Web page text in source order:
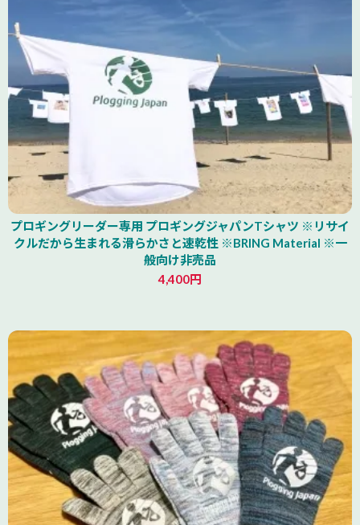
プロギングリーダー専用 プロギングジャパンTシャツ ※リサイ
クルだから生まれる滑らかさと速乾性 ※BRING Material ※一
般向け非売品
4,400円